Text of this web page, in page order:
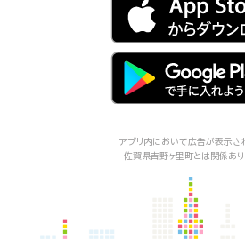
アプリ内において広告が表示され
佐賀県吉野ヶ里町とは関係あり